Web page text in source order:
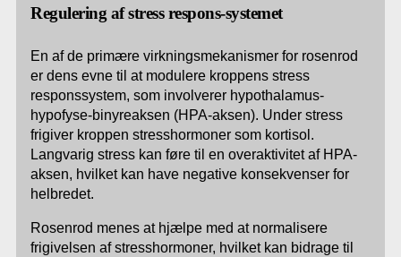
Regulering af stress respons-systemet
En af de primære virkningsmekanismer for rosenrod
er dens evne til at modulere kroppens stress
responssystem, som involverer hypothalamus-
hypofyse-binyreaksen (HPA-aksen). Under stress
frigiver kroppen stresshormoner som kortisol.
Langvarig stress kan føre til en overaktivitet af HPA-
aksen, hvilket kan have negative konsekvenser for
helbredet.
Rosenrod menes at hjælpe med at normalisere
frigivelsen af stresshormoner, hvilket kan bidrage til